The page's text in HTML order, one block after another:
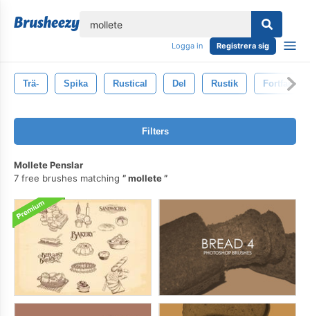
Logga in Registrera sig
Trä- Spika Rustical Del Rustik
Filters
Mollete Penslar
7 free brushes matching
mollete